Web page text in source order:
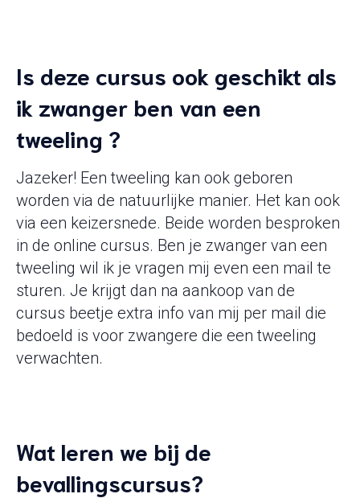
Is deze cursus ook geschikt als
ik zwanger ben van een
tweeling ?
Jazeker! Een tweeling kan ook geboren
worden via de natuurlijke manier. Het kan ook
via een keizersnede. Beide worden besproken
in de online cursus. Ben je zwanger van een
tweeling wil ik je vragen mij even een mail te
sturen. Je krijgt dan na aankoop van de
cursus beetje extra info van mij per mail die
bedoeld is voor zwangere die een tweeling
verwachten.
Wat leren we bij de
bevallingscursus?